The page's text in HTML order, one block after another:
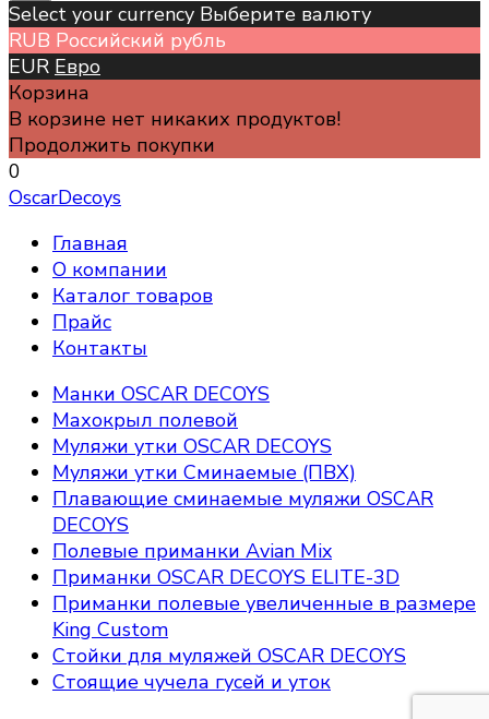
Select your currency Выберите валюту
RUB Российский рубль
EUR Евро
Корзина
В корзине нет никаких продуктов!
Продолжить покупки
0
OscarDecoys
Главная
О компании
Каталог товаров
Прайс
Контакты
Манки OSCAR DECOYS
Махокрыл полевой
Муляжи утки OSCAR DECOYS
Муляжи утки Сминаемые (ПВХ)
Плавающие сминаемые муляжи OSCAR
DECOYS
Полевые приманки Avian Mix
Приманки OSCAR DECOYS ELITE-3D
Приманки полевые увеличенные в размере
King Custom
Стойки для муляжей OSCAR DECOYS
Стоящие чучела гусей и уток